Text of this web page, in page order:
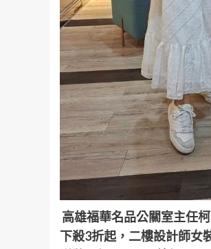
高雄福華名品公關室主任
下殺3折起，二樓設計師女